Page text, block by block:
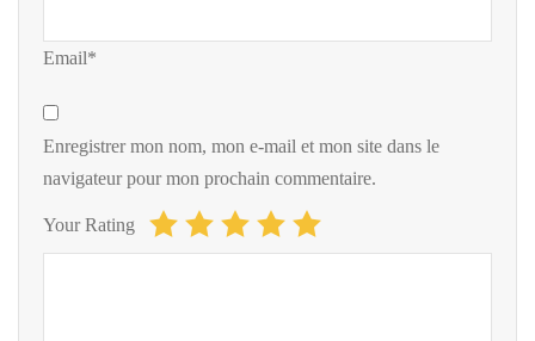
Email*
Enregistrer mon nom, mon e-mail et mon site dans le
navigateur pour mon prochain commentaire.
Your Rating